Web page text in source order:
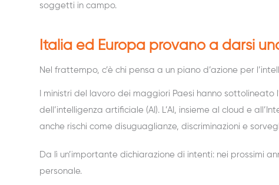
soggetti in campo.
Italia ed Europa provano a darsi
Nel frattempo, c’è chi pensa a un piano d’azione per
I ministri del lavoro dei maggiori Paesi hanno
dell’intelligenza artificiale (AI). L’AI, insieme al cloud e
anche rischi come disuguaglianze, discriminazioni e
Da lì un’importante dichiarazione di intenti: nei prossimi
personale.